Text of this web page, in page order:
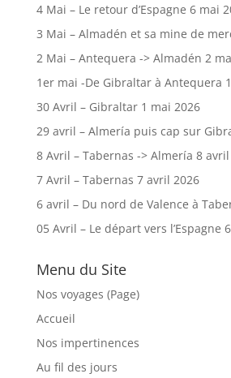
4 Mai – Le retour d’Espagne 6 mai
3 Mai – Almadén et sa mine de
2 Mai – Antequera -> Almadén 2
1er mai -De Gibraltar à Antequera
30 Avril – Gibraltar 1 mai 2026
29 avril – Almería puis cap sur
8 Avril – Tabernas -> Almería 8
7 Avril – Tabernas 7 avril 2026
6 avril – Du nord de Valence à
05 Avril – Le départ vers l’Espagne
Menu du Site
Nos voyages (Page)
Accueil
Nos impertinences
Au fil des jours